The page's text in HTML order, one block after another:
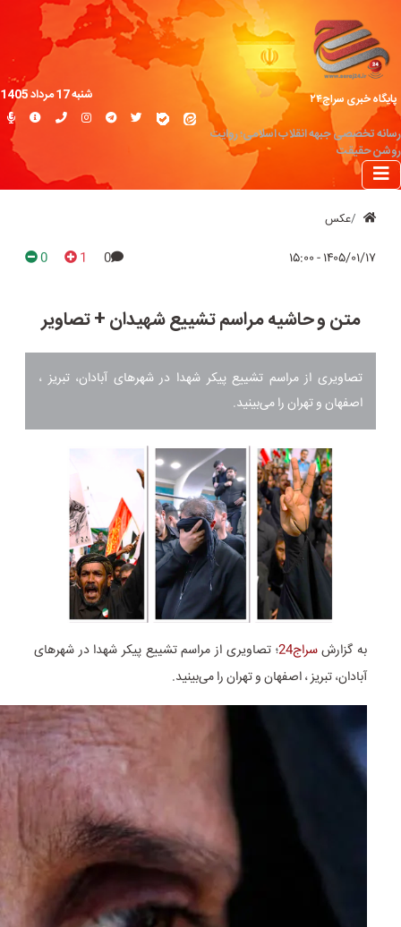
پایگاه خبری سراج۲۴
رسانه تخصصی جبهه انقلاب اسلامی؛ روایت
روشن حقیقت
شنبه 17 مرداد 1405
عکس
۱۴۰۵/۰۱/۱۷ - ۱۵:۰۰ 0
1
0
متن و حاشیه مراسم تشییع شهیدان + تصاویر
تصاویری از مراسم تشییع پیکر شهدا در شهرهای آبادان، تبریز ،
اصفهان و تهران را می‌بینید.
به گزارشسراج24
؛ تصاویری از مراسم تشییع پیکر شهدا در شهرهای
آبادان، تبریز ، اصفهان و تهران را می‌بینید.